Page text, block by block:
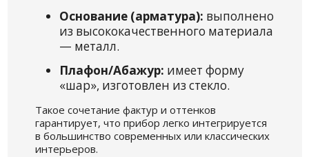
Основание (арматура): выполнено
из высококачественного материала
— металл.
Плафон/Абажур: имеет форму
«шар», изготовлен из стекло.
Такое сочетание фактур и оттенков
гарантирует, что прибор легко интегрируется
в большинство современных или классических
интерьеров.